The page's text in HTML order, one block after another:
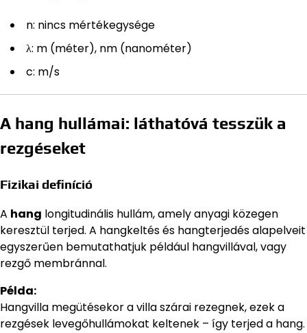
n: nincs mértékegysége
λ: m (méter), nm (nanométer)
c: m/s
A hang hullámai: láthatóvá tesszük a
rezgéseket
Fizikai definíció
A hang longitudinális hullám, amely anyagi közegen
keresztül terjed. A hangkeltés és hangterjedés alapelveit
egyszerűen bemutathatjuk például hangvillával, vagy
rezgő membránnal.
Példa:
Hangvilla megütésekor a villa szárai rezegnek, ezek a
rezgések levegőhullámokat keltenek – így terjed a hang.